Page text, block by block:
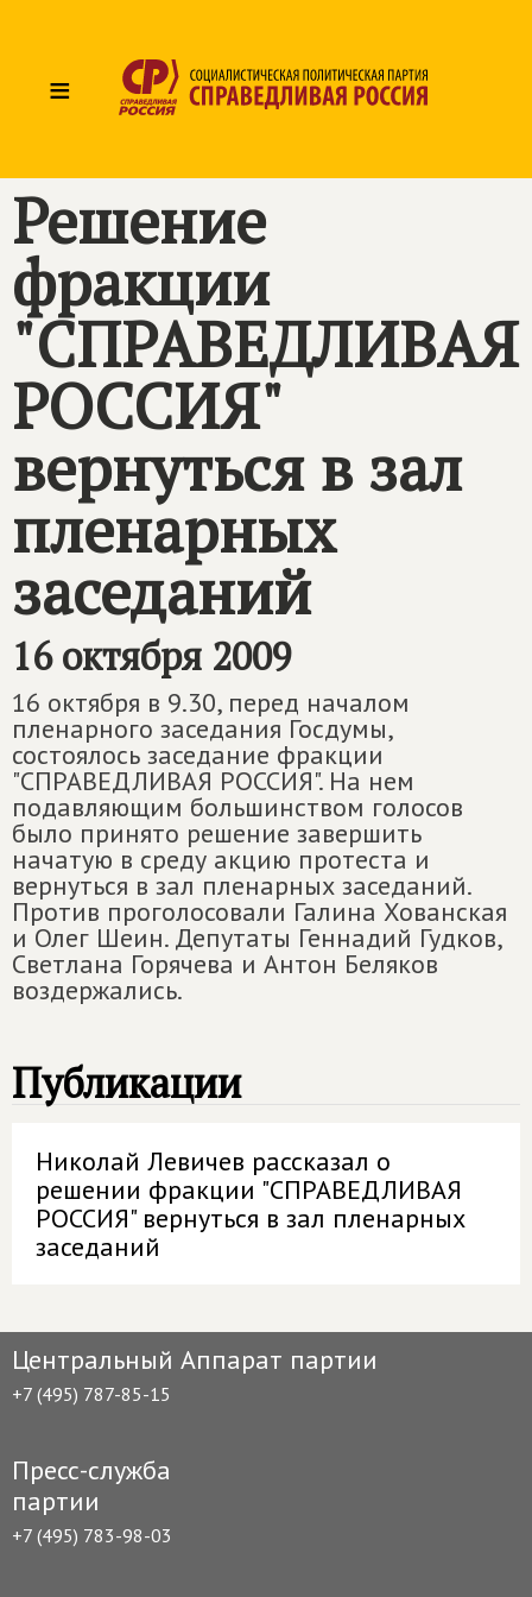
≡
Решение
фракции
"СПРАВЕДЛИВАЯ
РОССИЯ"
вернуться в зал
пленарных
заседаний
16 октября 2009
16 октября в 9.30, перед началом
пленарного заседания Госдумы,
состоялось заседание фракции
"СПРАВЕДЛИВАЯ РОССИЯ". На нем
подавляющим большинством голосов
было принято решение завершить
начатую в среду акцию протеста и
вернуться в зал пленарных заседаний.
Против проголосовали Галина Хованская
и Олег Шеин. Депутаты Геннадий Гудков,
Светлана Горячева и Антон Беляков
воздержались.
Публикации
Николай Левичев рассказал о
решении фракции "СПРАВЕДЛИВАЯ
РОССИЯ" вернуться в зал пленарных
заседаний
Центральный Аппарат партии
+7 (495) 787-85-15
Пресс-служба
партии
+7 (495) 783-98-03